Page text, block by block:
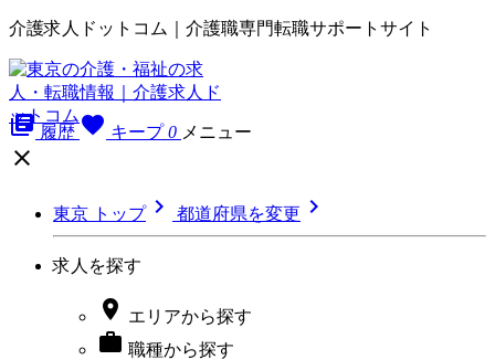
介護求人ドットコム｜介護職専門転職サポートサイト
library_books 履歴 favorite キープ 0 メニュー

東京 トップ 都道府県を変更 
求人を探す
 エリアから探す
 職種から探す